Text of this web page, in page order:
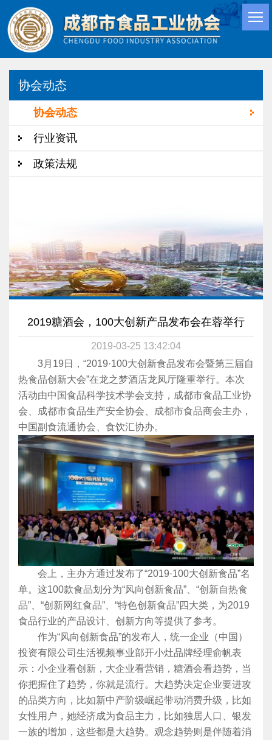
协会动态
协会动态
行业资讯
政策法规
2019糖酒会，100大创新产品发布会在蓉举行
2019-03-25 13:42:04
3月19日，“2019·100大创新食品发布会暨第三届自
热食品创新大会”在龙之梦酒店龙凤厅隆重举行。本次
活动由中国食品科学技术学会支持，成都市食品工业协
会、成都市食品生产安全协会、成都市食品商会主办，
中国副食流通协会、食饮汇协办。
会上，主办方通过发布了“2019·100大创新食品”名
单。这100款食品划分为“风向创新食品”、“创新自热食
品”、“创新网红食品”、“特色创新食品”四大类，为2019
食品行业的产品设计、创新方向等提供了参考。
作为“风向创新食品”的发布人，统一企业（中国）
投资有限公司生活视频事业部开小灶品牌经理俞帆表
示：小企业看创新，大企业看营销，糖酒会看趋势，当
你把握住了趋势，你就是流行。大趋势决定企业要进攻
的品类方向，比如新中产阶级崛起带动消费升级，比如
女性用户，她经济成为食品主力，比如独居人口、银发
一族的增加，这些都是大趋势。观念趋势则是伴随着消